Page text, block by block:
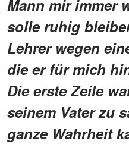
Mann mir immer
solle ruhig
Lehrer wegen
die er für mich
Die erste Zeile
seinem Vater zu
ganze Wahrheit